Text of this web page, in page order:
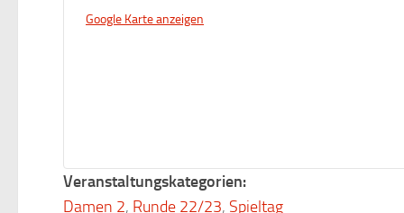
Google Karte anzeigen
Veranstaltungskategorien:
Damen 2, Runde 22/23, Spieltag